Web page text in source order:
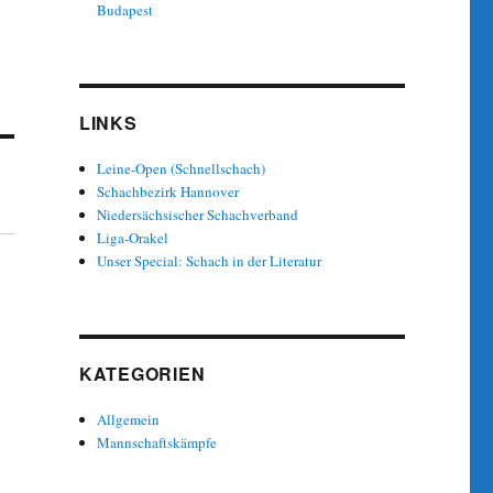
Budapest
LINKS
Leine-Open (Schnellschach)
Schachbezirk Hannover
Niedersächsischer Schachverband
Liga-Orakel
Unser Special: Schach in der Literatur
KATEGORIEN
Allgemein
Mannschaftskämpfe